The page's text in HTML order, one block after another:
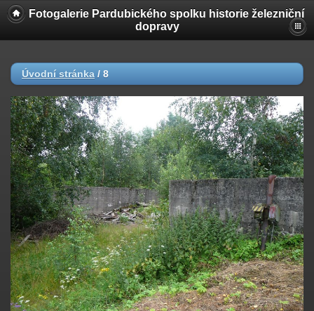
Fotogalerie Pardubického spolku historie železniční
dopravy
Úvodní stránka / 8